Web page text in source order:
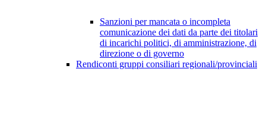
Sanzioni per mancata o incompleta
comunicazione dei dati da parte dei titolari
di incarichi politici, di amministrazione, di
direzione o di governo
Rendiconti gruppi consiliari regionali/provinciali